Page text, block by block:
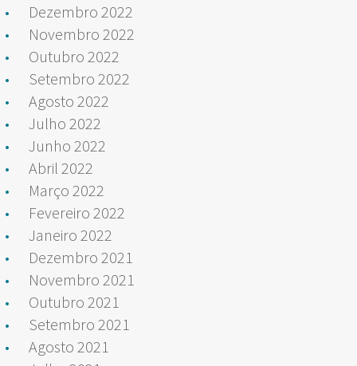
Dezembro 2022
Novembro 2022
Outubro 2022
Setembro 2022
Agosto 2022
Julho 2022
Junho 2022
Abril 2022
Março 2022
Fevereiro 2022
Janeiro 2022
Dezembro 2021
Novembro 2021
Outubro 2021
Setembro 2021
Agosto 2021